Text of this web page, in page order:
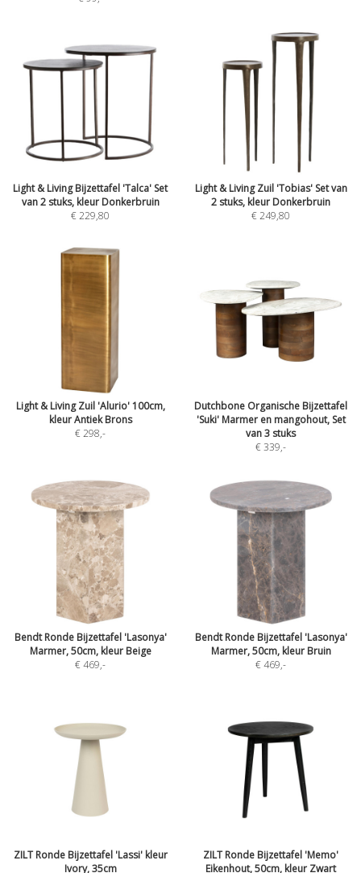
Light & Living Bijzettafel 'Talca' Set
van 2 stuks, kleur Donkerbruin
€ 229,80
Light & Living Zuil 'Tobias' Set van
2 stuks, kleur Donkerbruin
€ 249,80
Light & Living Zuil 'Alurio' 100cm,
kleur Antiek Brons
€ 298,-
Dutchbone Organische Bijzettafel
'Suki' Marmer en mangohout, Set
van 3 stuks
€ 339,-
Bendt Ronde Bijzettafel 'Lasonya'
Marmer, 50cm, kleur Beige
€ 469,-
Bendt Ronde Bijzettafel 'Lasonya'
Marmer, 50cm, kleur Bruin
€ 469,-
ZILT Ronde Bijzettafel 'Lassi' kleur
Ivory, 35cm
ZILT Ronde Bijzettafel 'Memo'
Eikenhout, 50cm, kleur Zwart